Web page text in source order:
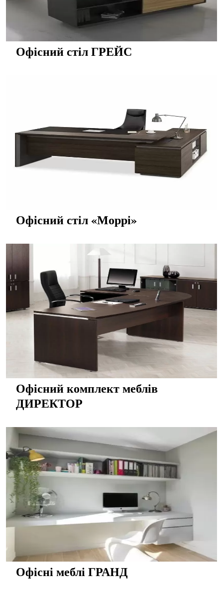
Офісний стіл ГРЕЙС
Офісний стіл «Моррі»
Офісний комплект меблів
ДИРЕКТОР
Офісні меблі ГРАНД